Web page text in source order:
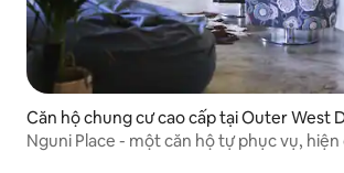
Căn hộ chung cư cao cấp tại Outer West
an
Nguni Place - một căn hộ tự phục vụ,